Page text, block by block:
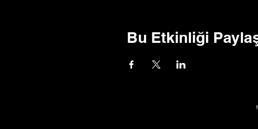
Bu Etkinliği